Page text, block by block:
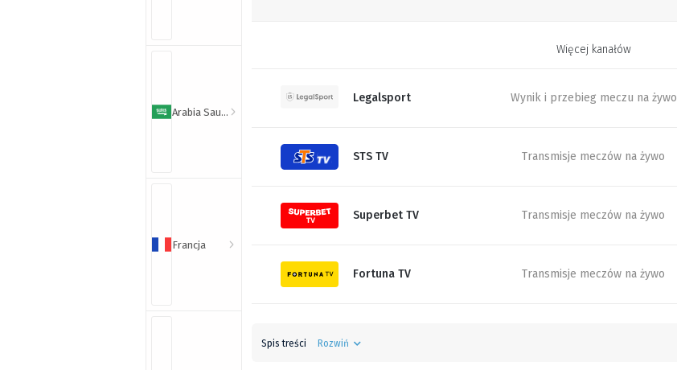
Arabia Saudyjska
Francja
Więcej kanałów
Legalsport Wynik i przebieg meczu na żywo
STS TV Transmisje meczów na żywo
Superbet TV Transmisje meczów na żywo
Fortuna TV Transmisje meczów na żywo
Spis treści Rozwiń